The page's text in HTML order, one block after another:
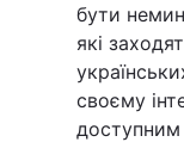
бути
які
своєму
доступним